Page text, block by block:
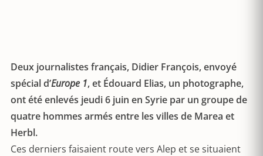
Deux journalistes français, Didier François, envoyé
spécial d’Europe 1, et Édouard Elias, un photographe,
ont été enlevés jeudi 6 juin en Syrie par un groupe de
quatre hommes armés entre les villes de Marea et
Herbl.
Ces derniers faisaient route vers Alep et se situaient